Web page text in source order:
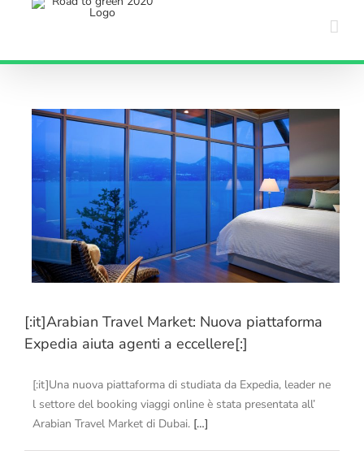
[:it]Arabian Travel Market: Nuova piattaforma
Expedia aiuta agenti a eccellere[:]
[:it]Una nuova piattaforma di studiata da Expedia, leader ne
l settore del booking viaggi online è stata presentata all’
Arabian Travel Market di Dubai. […]